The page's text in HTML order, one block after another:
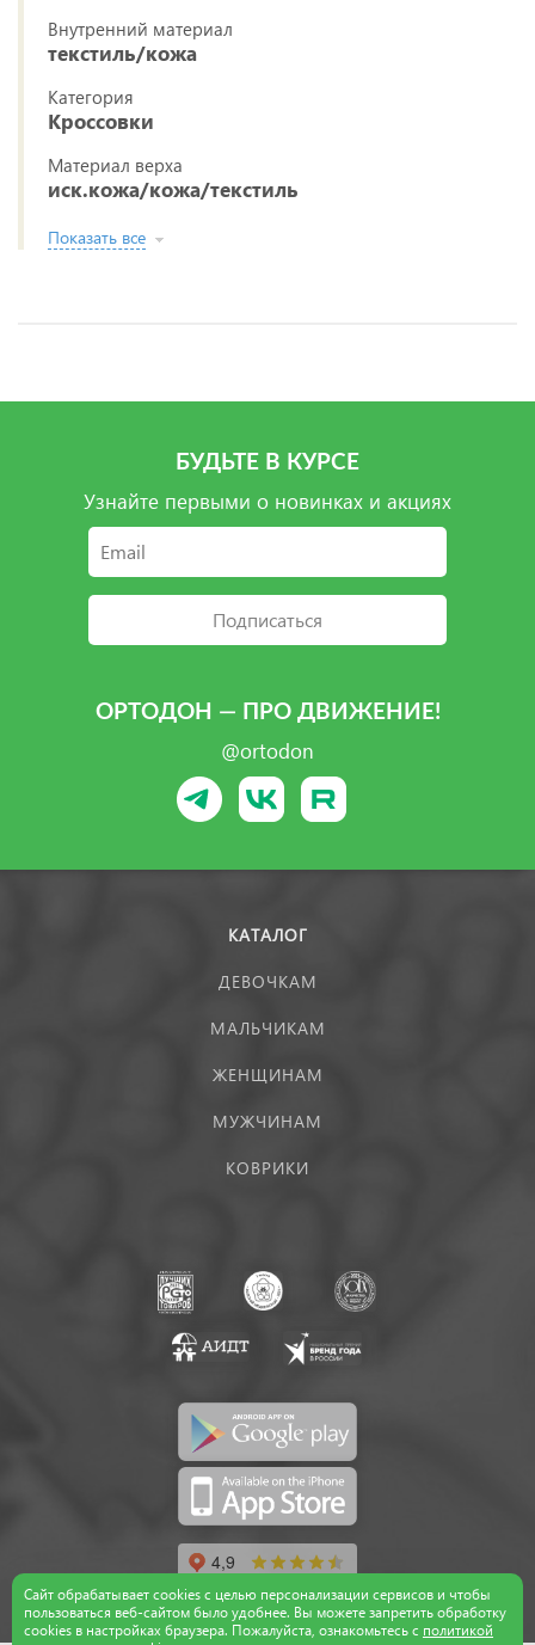
Внутренний материал
текстиль/кожа
Категория
Кроссовки
Материал верха
иск.кожа/кожа/текстиль
Показать все
БУДЬТЕ В КУРСЕ
Узнайте первыми о новинках и акциях
Подписаться
ОРТОДОН — ПРО ДВИЖЕНИЕ!
@ortodon
КАТАЛОГ
ДЕВОЧКАМ
МАЛЬЧИКАМ
ЖЕНЩИНАМ
МУЖЧИНАМ
КОВРИКИ
Сайт обрабатывает cookies с целью персонализации сервисов и чтобы
пользоваться веб-сайтом было удобнее. Вы можете запретить обработку
сookies в настройках браузера. Пожалуйста, ознакомьтесь с политикой